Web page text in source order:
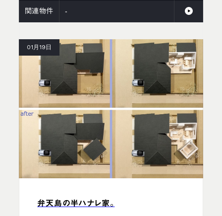
関連物件 -
01月19日
弁天島の半ハナレ家。